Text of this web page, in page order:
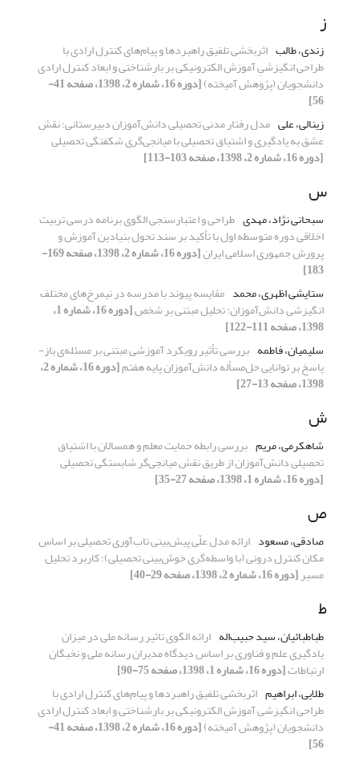
ز
زندی، طالب اثربخشی تلفیق راهبردها و پیام‌های کنترل ارادی با
طراحی انگیزشیِ آموزش الکترونیکی بر بارِشناختی و ابعاد کنترل ارادی
دانشجویان (پژوهش آمیخته) [دوره 16، شماره 2، 1398، صفحه 41-
56]
زینالی، علی مدل رفتار مدنی تحصیلی دانش‌آموزان دبیرستانی؛ نقش
عشق به یادگیری و اشتیاق تحصیلی با میانجی‌گری شکفتگی تحصیلی
[دوره 16، شماره 2، 1398، صفحه 103-113]
س
سبحانی نژاد، مهدی طراحی و اعتبارسنجی الگوی برنامه‌ درسی تربیت
‌اخلاقی دوره متوسطه اول با تأکید بر سند تحول بنیادین آموزش ‌و‌
پرورش جمهوری ‌اسلامی ‌ایران [دوره 16، شماره 2، 1398، صفحه 169-
183]
ستایشی اظهری، محمد مقایسه پیوند با مدرسه در نیمرخ‌های مختلف
انگیزشی دانش‌آموزان: تحلیل مبتنی بر شخص [دوره 16، شماره 1،
1398، صفحه 111-122]
سلیمیان، فاطمه بررسی تأثیر رویکرد آموزشی مبتنی بر مسئله‌‌ی باز-
پاسخ بر توانایی حل‌مسأله دانش‌آموزان پایه هفتم [دوره 16، شماره 2،
1398، صفحه 13-27]
ش
شاهکرمی، مریم بررسی رابطه حمایت معلم و همسالان با اشتیاق
تحصیلی دانش‌آموزان از طریق نقش میانجی‌گر شایستگی تحصیلی
[دوره 16، شماره 1، 1398، صفحه 27-35]
ص
صادقی، مسعود ارائه مدل علّی پیش‎‌بینی تاب‌آوری تحصیلی بر اساس
مکان کنترل درونی (با واسطه‌گری خوش‌بینی تحصیلی)؛ کاربرد تحلیل
مسیر[دوره 16، شماره 2، 1398، صفحه 29-40]
ط
طباطبائیان، سید حبیب‌اله ارائه الگوی تاثیر رسانه ملی در میزان
یادگیری علم و فناوری بر اساس دیدگاه مدیران رسانه ملی و نخبگان
ارتباطات[دوره 16، شماره 1، 1398، صفحه 75-90]
طلایی، ابراهیم اثربخشی تلفیق راهبردها و پیام‌های کنترل ارادی با
طراحی انگیزشیِ آموزش الکترونیکی بر بارِشناختی و ابعاد کنترل ارادی
دانشجویان (پژوهش آمیخته) [دوره 16، شماره 2، 1398، صفحه 41-
56]